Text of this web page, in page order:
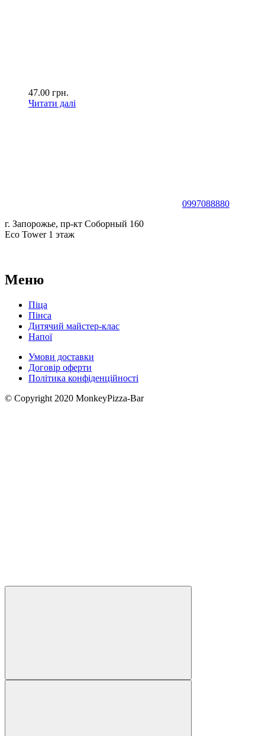
47.00 грн.
Читати далі
0997088880
г. Запорожье, пр-кт Соборный 160
Eco Tower 1 этаж
Меню
Піца
Пінса
Дитячий майстер-клас
Напої
Умови доставки
Договір оферти
Політика конфіденційності
© Copyright 2020 MonkeyPizza-Bar